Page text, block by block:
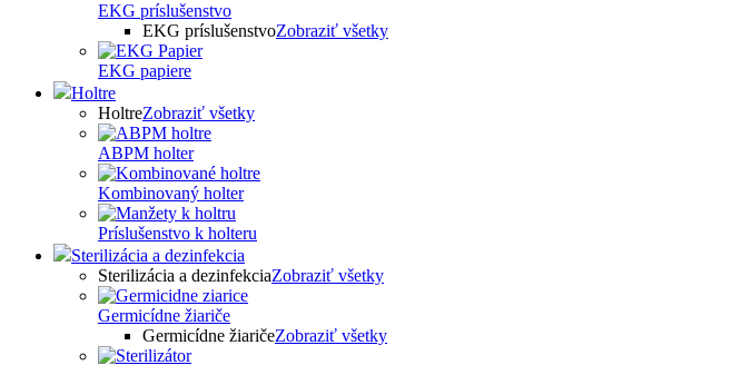
EKG príslušenstvo
EKG príslušenstvoZobraziť všetky
EKG papiere
Holtre
HoltreZobraziť všetky
ABPM holter
Kombinovaný holter
Príslušenstvo k holteru
Sterilizácia a dezinfekcia
Sterilizácia a dezinfekciaZobraziť všetky
Germicídne žiariče
Germicídne žiaričeZobraziť všetky